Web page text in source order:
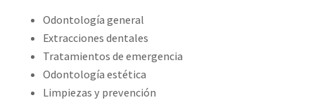
Odontología general
Extracciones dentales
Tratamientos de emergencia
Odontología estética
Limpiezas y prevención